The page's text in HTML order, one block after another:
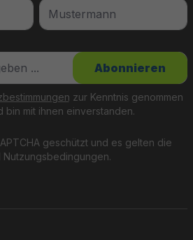
geschützt und es gelten die
Nutzungsbedingungen.
zur Kenntnis genommen
bin mit ihnen einverstanden.
Abonnieren